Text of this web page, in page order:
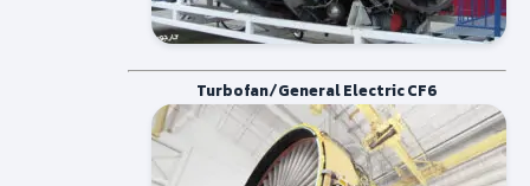
Turbofan/General Electric CF6